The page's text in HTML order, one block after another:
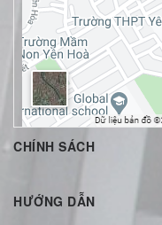
CHÍNH SÁCH
HƯỚNG DẪN